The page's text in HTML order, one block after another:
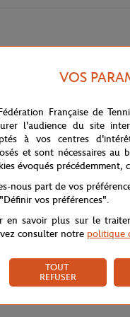
avec la serviette
dans une
Garros" encadré
elle incarne le chic
VOS
Française de
l'audience du site
à vos centres
et sont nécessaires au
évoqués précédemment,
nous part de vos
vos préférences".
en savoir plus sur le
consulter notre politique
TOUT
REFUSER